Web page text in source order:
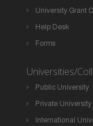
University Grant
Help Desk
Forms
Universities/
Public University
Private University
International